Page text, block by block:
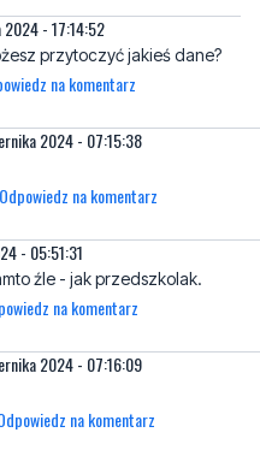
2024 - 17:14:52
przytoczyć jakieś dane?
na komentarz
2024 - 07:15:38
Odpowiedz na komentarz
- 05:51:31
źle - jak przedszkolak.
na komentarz
2024 - 07:16:09
na komentarz